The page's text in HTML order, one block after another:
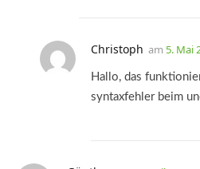
Christoph am 5. Mai
Hallo, das
syntaxfehler beim